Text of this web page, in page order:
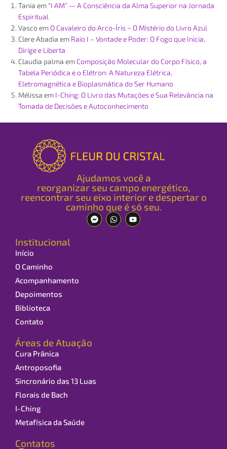
Tania em “I AM” — A Consciência da Alma Superior na Jornada
Espiritual
Vasco em O Cavaleiro do Arco-Íris – O Mistério do Livro Azul
Clere Abadia em Raio I – Vontade e Poder: O Fogo que Inicia,
Dirige e Liberta
Claudia palma em Composição Molecular do Corpo Físico, a
Tabela Periódica e o Elétron: A Natureza Elétrica,
Eletromagnética e Bioplasmática do Ser Humano
Mélissa em I-Ching: O Livro das Mutações e Sua Relevância na
Tomada de Decisões e Autoconhecimento
Ajudamos você a
reorganizar seu campo energético,
reencontrar seu eixo interior e despertar o
caminho que é só seu.
Institucional
Início
O Caminho
Acompanhamento
Depoimentos
Biblioteca
Contato
Áreas de Atuação
Cura Prânica
Antroposofia
Sincronário das 13 Luas
Florais de Bach
I-Ching
Metafísica da Saúde
Contatos